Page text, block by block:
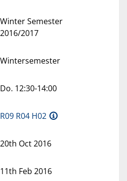
Winter Semester
2016/2017
Wintersemester
Do. 12:30-14:00
R09 R04 H02
20th Oct 2016
11th Feb 2016